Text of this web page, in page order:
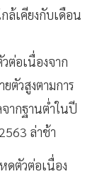
ล้เคียงกับเดือน
ต่อเนื่องจาก
ตัวสูงตามการ
ากฐานต่ำในปี
ล่าช้า
ตัวต่อเนื่อง